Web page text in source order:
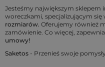
Jesteśmy największym
woreczkami, specjalizującym się
rozmiarów. Oferujemy również
zamówienie. Co więcej,
umowy!
Saketos - Przenieś swoje